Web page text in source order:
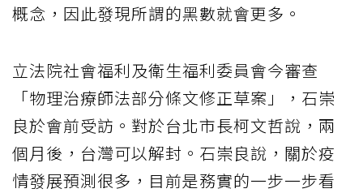
概念，因此發現所謂的黑數就會更多。
立法院社會福利及衛生福利委員會今審查
「物理治療師法部分條文修正草案」，石崇
良於會前受訪。對於台北市長柯文哲說，兩
個月後，台灣可以解封。石崇良說，關於疫
情發展預測很多，目前是務實的一步一步看